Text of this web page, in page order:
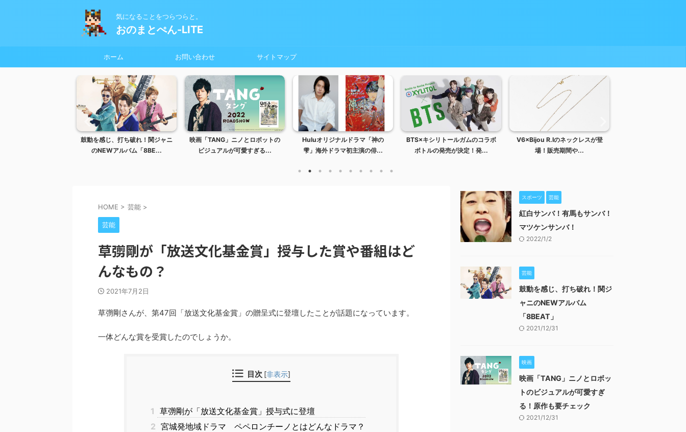
気になることをつらつらと。
おのまとぺん-LITE
ホーム お問い合わせ サイトマップ
鼓動を感じ、打ち破れ！関ジャニ
のNEWアルバム「8BE...
映画「TANG」ニノとロボットの
ビジュアルが可愛すぎる...
Huluオリジナルドラマ「神の
雫」海外ドラマ初主演の俳...
BTS×キシリトールガムのコラボ
ボトルの発売が決定！発...
V6×Bijou R.Iのネックレスが登
場！販売期間や...
HOME > 芸能 >
芸能
草彅剛が「放送文化基金賞」授与した賞や番組はど
んなもの？
2021年7月2日
草彅剛さんが、第47回「放送文化基金賞」の贈呈式に登壇したことが話題になっています。
一体どんな賞を受賞したのでしょうか。
目次 [非表示]
1 草彅剛が「放送文化基金賞」授与式に登壇
2 宮城発地域ドラマ ペペロンチーノとはどんなドラマ？
スポーツ 芸能
紅白サンバ！有馬もサンバ！
マツケンサンバ！
2022/1/2
芸能
鼓動を感じ、打ち破れ！関ジ
ャニのNEWアルバム
「8BEAT」
2021/12/31
映画
映画「TANG」ニノとロボッ
トのビジュアルが可愛すぎ
る！原作も要チェック
2021/12/31